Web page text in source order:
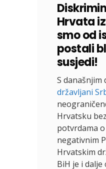
Hrvata
smo od
postali
susjedi!
S današnjim
državljani
Hrvatsku
potvrdama
negativnim
Hrvatskim
BiH je i